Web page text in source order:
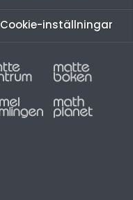
Cookie-inställningar